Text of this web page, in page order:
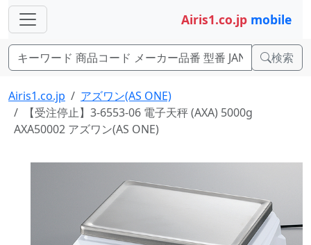
Airis1.co.jp mobile
検索
Airis1.co.jp
アズワン(AS ONE)
【受注停止】3-6553-06 電子天秤 (AXA) 5000g
AXA50002 アズワン(AS ONE)